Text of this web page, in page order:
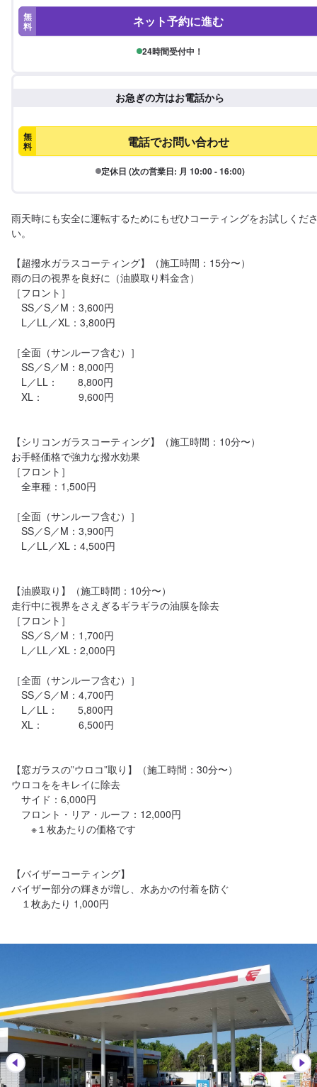
無
料 ネット予約に進む
24時間受付中！
お急ぎの方はお電話から
無
料 電話でお問い合わせ
定休日 (次の営業日: 月 10:00 - 16:00)
雨天時にも安全に運転するためにもぜひコーティングをお試しくだ
い。
【超撥水ガラスコーティング】（施工時間：15分〜）
雨の日の視界を良好に（油膜取り料金含）
［フロント］
SS／S／M：3,600円
L／LL／XL：3,800円
［全面（サンルーフ含む）］
SS／S／M：8,000円
L／LL：　　8,800円
XL：　　　  9,600円
【シリコンガラスコーティング】（施工時間：10分〜）
お手軽価格で強力な撥水効果
［フロント］
全車種：1,500円
［全面（サンルーフ含む）］
SS／S／M：3,900円
L／LL／XL：4,500円
【油膜取り】（施工時間：10分〜）
走行中に視界をさえぎるギラギラの油膜を除去
［フロント］
SS／S／M：1,700円
L／LL／XL：2,000円
［全面（サンルーフ含む）］
SS／S／M：4,700円
L／LL：　　5,800円
XL：　　　  6,500円
【窓ガラスの”ウロコ”取り】（施工時間：30分〜）
ウロコををキレイに除去
サイド：6,000円
フロント・リア・ルーフ：12,000円
※１枚あたりの価格です
【バイザーコーティング】
バイザー部分の輝きが増し、水あかの付着を防ぐ